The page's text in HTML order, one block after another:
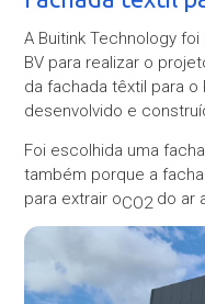
A Buitink Technology
BV para realizar o
da fachada têxtil para o
desenvolvido e
Foi escolhida uma
também porque a
para extrair oCO2 do ar